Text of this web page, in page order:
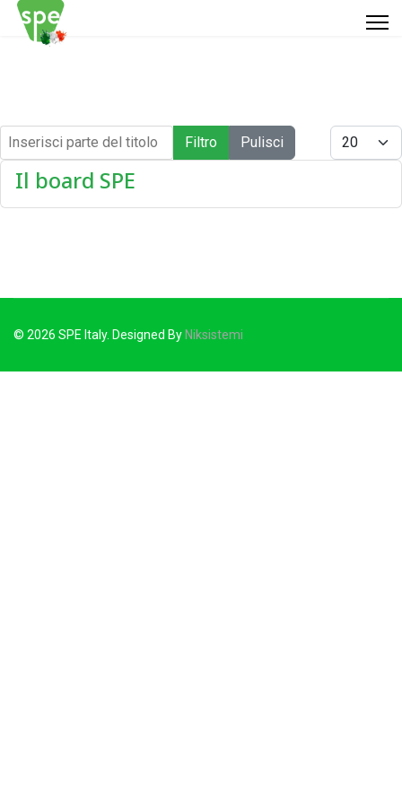
Inserisci parte del titolo
Filtro Pulisci
Visualizza #
Il board SPE
© 2026 SPE Italy. Designed By Niksistemi